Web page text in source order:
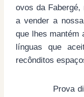
ovos da Fabergé,
a vender a
que lhes mantém
línguas que
recônditos
Prova disso